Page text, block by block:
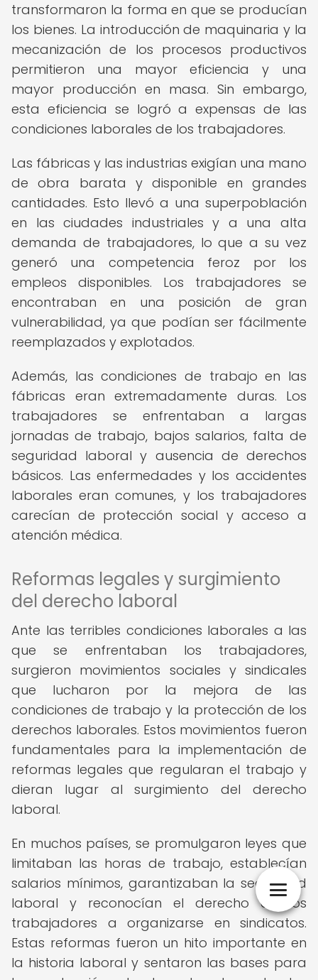
transformaron la forma en que se producían
los bienes. La introducción de maquinaria y la
mecanización de los procesos productivos
permitieron una mayor eficiencia y una
mayor producción en masa. Sin embargo,
esta eficiencia se logró a expensas de las
condiciones laborales de los trabajadores.
Las fábricas y las industrias exigían una mano
de obra barata y disponible en grandes
cantidades. Esto llevó a una superpoblación
en las ciudades industriales y a una alta
demanda de trabajadores, lo que a su vez
generó una competencia feroz por los
empleos disponibles. Los trabajadores se
encontraban en una posición de gran
vulnerabilidad, ya que podían ser fácilmente
reemplazados y explotados.
Además, las condiciones de trabajo en las
fábricas eran extremadamente duras. Los
trabajadores se enfrentaban a largas
jornadas de trabajo, bajos salarios, falta de
seguridad laboral y ausencia de derechos
básicos. Las enfermedades y los accidentes
laborales eran comunes, y los trabajadores
carecían de protección social y acceso a
atención médica.
Reformas legales y surgimiento
del derecho laboral
Ante las terribles condiciones laborales a las
que se enfrentaban los trabajadores,
surgieron movimientos sociales y sindicales
que lucharon por la mejora de las
condiciones de trabajo y la protección de los
derechos laborales. Estos movimientos fueron
fundamentales para la implementación de
reformas legales que regularan el trabajo y
dieran lugar al surgimiento del derecho
laboral.
En muchos países, se promulgaron leyes que
limitaban las horas de trabajo, establecían
salarios mínimos, garantizaban la seguridad
laboral y reconocían el derecho de los
trabajadores a organizarse en sindicatos.
Estas reformas fueron un hito importante en
la historia laboral y sentaron las bases para